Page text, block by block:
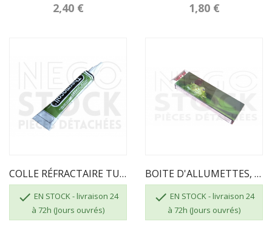
2,40 € 1,80 €
COLLE RÉFRACTAIRE TUBE DE 17 ML
 EN STOCK - livraison 24
à 72h (Jours ouvrés)
BOITE D'ALLUMETTES, 55 Pcs, Longueur 195mm
 EN STOCK - livraison 24
à 72h (Jours ouvrés)